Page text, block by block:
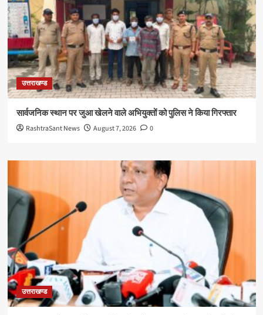
उत्तराखण्ड
सार्वजनिक स्थान पर जुआ खेलने वाले अभियुक्तों को पुलिस ने किया गिरफ्तार
RashtraSant News August 7, 2026 0
उत्तराखण्ड